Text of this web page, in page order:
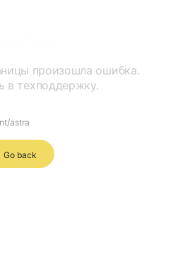
произошла ошибка.
в техподдержку.
astra
Go back